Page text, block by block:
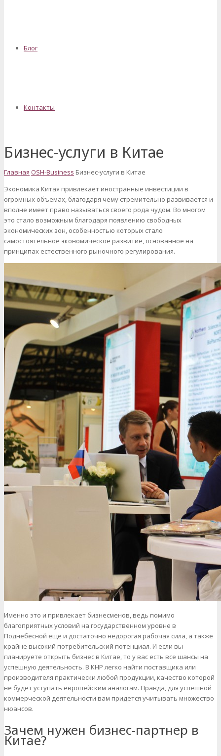
Блог
Контакты
Бизнес-услуги в Китае
Главная OSH-Business Бизнес-услуги в Китае
Экономика Китая привлекает иностранные инвестиции в
огромных объемах, благодаря чему стремительно развивается и
вполне имеет право называться своего рода чудом. Во многом
это стало возможным благодаря появлению свободных
экономических зон, особенностью которых стало
самостоятельное экономическое развитие, основанное на
принципах естественного рыночного регулирования.
Именно это и привлекает бизнесменов, ведь помимо
благоприятных условий на государственном уровне в
Поднебесной еще и достаточно недорогая рабочая сила, а также
крайне высокий потребительский потенциал. И если вы
планируете открыть бизнес в Китае, то у вас есть все шансы на
успешную деятельность. В КНР легко найти поставщика или
производителя практически любой продукции, качество которой
не будет уступать европейским аналогам. Правда, для успешной
коммерческой деятельности вам придется учитывать множество
нюансов.
Зачем нужен бизнес-партнер в
Китае?